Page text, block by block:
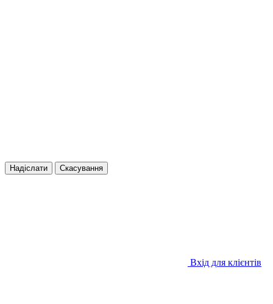
Надіслати Скасування
Вхід для клієнтів